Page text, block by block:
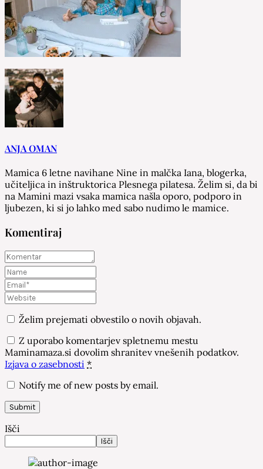
ANJA OMAN
Mamica 6 letne navihane Nine in malčka Iana, blogerka,
učiteljica in inštruktorica Plesnega pilatesa. Želim si, da bi
na Mamini mazi vsaka mamica našla oporo, podporo in
ljubezen, ki si jo lahko med sabo nudimo le mamice.
Komentiraj
Želim prejemati obvestilo o novih objavah.
Z uporabo komentarjev spletnemu mestu
Maminamaza.si dovolim shranitev vnešenih podatkov.
Izjava o zasebnosti *
Notify me of new posts by email.
Išči
Išči